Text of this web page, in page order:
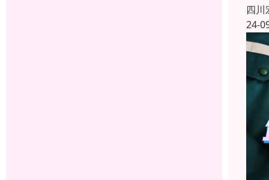
四川
24-